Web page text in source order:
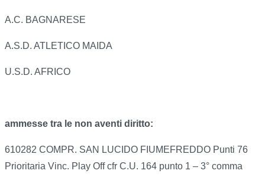
A.C. BAGNARESE
A.S.D. ATLETICO MAIDA
U.S.D. AFRICO
ammesse tra le non aventi diritto:
610282 COMPR. SAN LUCIDO FIUMEFREDDO Punti 76
Prioritaria Vinc. Play Off cfr C.U. 164 punto 1 – 3° comma